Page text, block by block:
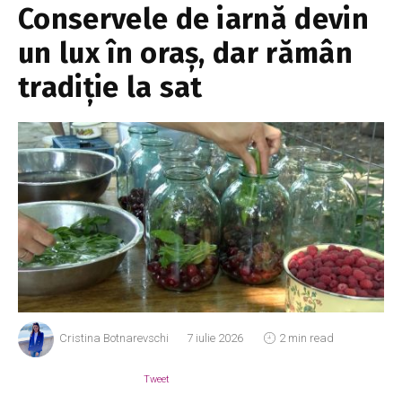
Conservele de iarnă devin
un lux în oraș, dar rămân
tradiție la sat
Cristina Botnarevschi 7 iulie 2026 2 min read
Tweet